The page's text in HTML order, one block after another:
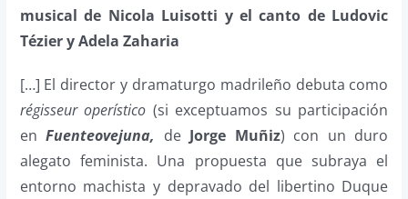
musical de Nicola Luisotti y el canto de Ludovic
Tézier y Adela Zaharia
[…] El director y dramaturgo madrileño debuta como
régisseur operístico (si exceptuamos su participación
enFuenteovejuna, deJorge Muñiz) con un duro
alegato feminista. Una propuesta que subraya el
entorno machista y depravado del libertino Duque